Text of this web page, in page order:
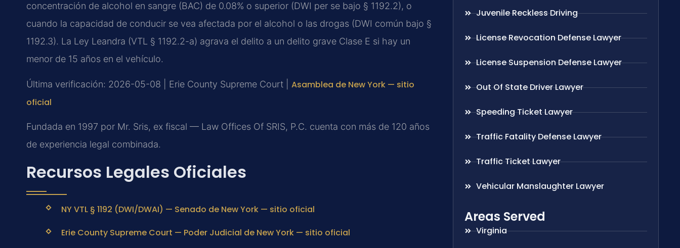
concentración de alcohol en sangre (BAC) de 0.08% o superior (DWI per se bajo § 1192.2), o
cuando la capacidad de conducir se vea afectada por el alcohol o las drogas (DWI común bajo §
1192.3). La Ley Leandra (VTL § 1192.2-a) agrava el delito a un delito grave Clase E si hay un
menor de 15 años en el vehículo.
Última verificación: 2026-05-08 | Erie County Supreme Court | Asamblea de New York — sitio
oficial
Fundada en 1997 por Mr. Sris, ex fiscal — Law Offices Of SRIS, P.C. cuenta con más de 120 años
de experiencia legal combinada.
Recursos Legales Oficiales
NY VTL § 1192 (DWI/DWAI) — Senado de New York — sitio oficial
Erie County Supreme Court — Poder Judicial de New York — sitio oficial
Juvenile Reckless Driving
License Revocation Defense Lawyer
License Suspension Defense Lawyer
Out Of State Driver Lawyer
Speeding Ticket Lawyer
Traffic Fatality Defense Lawyer
Traffic Ticket Lawyer
Vehicular Manslaughter Lawyer
Areas Served
Virginia